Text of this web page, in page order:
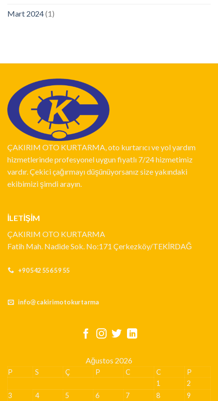
Mart 2024(1)
ÇAKIRIM OTO KURTARMA, oto kurtarıcı ve yol yardım
hizmetlerinde profesyonel uygun fiyatlı 7/24 hizmetimiz
vardır. Çekici çağırmayı düşünüyorsanız size yakındaki
ekibimizi şimdi arayın.
İLETİŞİM
ÇAKIRIM OTO KURTARMA
Fatih Mah. Nadide Sok. No:171 Çerkezköy/TEKİRDAĞ
+90 542 556 59 55
info@cakirimotokurtarma
Ağustos 2026
P S Ç P C C
P
1
2
3
4 5 6 7 8 9